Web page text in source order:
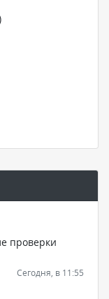
проверки
Сегодня, в 11:55